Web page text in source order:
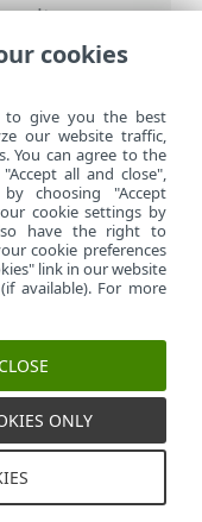
Gestisci cookie
cookies
to give you the best
our website traffic,
You can agree to the
all and close",
choosing "Accept
cookie settings by
have the right to
cookie preferences
link in our website
available). For more
ONLY